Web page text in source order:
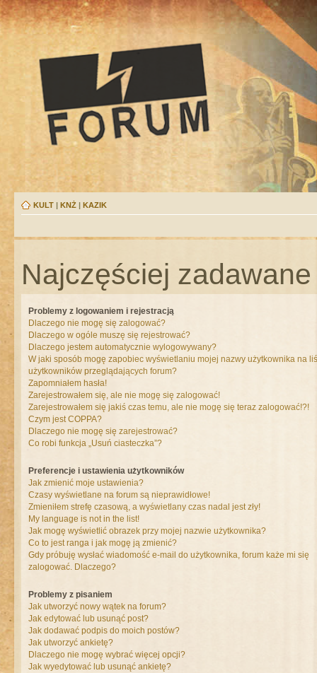
KULT | KNŻ | KAZIK
Najczęściej
Problemy z logowaniem i rejestracją
Dlaczego nie mogę się zalogować?
Dlaczego w ogóle muszę się rejestrować?
Dlaczego jestem automatycznie wylogowywany?
W jaki sposób mogę zapobiec wyświetlaniu mojej nazwy użytkownika na
użytkowników przeglądających forum?
Zapomniałem hasła!
Zarejestrowałem się, ale nie mogę się zalogować!
Zarejestrowałem się jakiś czas temu, ale nie mogę się teraz zalogować!?!
Czym jest COPPA?
Dlaczego nie mogę się zarejestrować?
Co robi funkcja „Usuń ciasteczka”?
Preferencje i ustawienia użytkowników
Jak zmienić moje ustawienia?
Czasy wyświetlane na forum są nieprawidłowe!
Zmieniłem strefę czasową, a wyświetlany czas nadal jest zły!
My language is not in the list!
Jak mogę wyświetlić obrazek przy mojej nazwie użytkownika?
Co to jest ranga i jak mogę ją zmienić?
Gdy próbuję wysłać wiadomość e-mail do użytkownika, forum każe mi się
zalogować. Dlaczego?
Problemy z pisaniem
Jak utworzyć nowy wątek na forum?
Jak edytować lub usunąć post?
Jak dodawać podpis do moich postów?
Jak utworzyć ankietę?
Dlaczego nie mogę wybrać więcej opcji?
Jak wyedytować lub usunąć ankietę?